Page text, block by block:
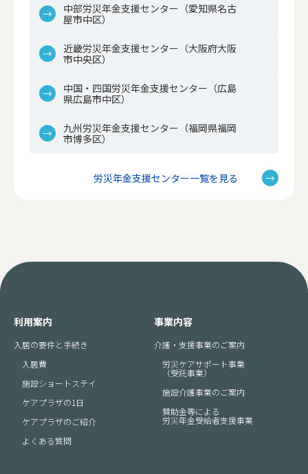
中部労災年金支援センター（愛知県名古
屋市中区）
近畿労災年金支援センター（大阪府大阪
市中央区）
中国・四国労災年金支援センター（広島
県広島市中区）
九州労災年金支援センター（福岡県福岡
市博多区）
労災年金支援センター一覧を見る
利用案内
入居の要件と手続き
入居費
施設ショートステイ
ケアプラザの1日
ケアプラザのご紹介
よくある質問
事業内容
介護・支援事業のご案内
労災ケアサポート事業
（受託事業）
施設介護事業のご案内
賛助金等による
労災年金受給者支援事業